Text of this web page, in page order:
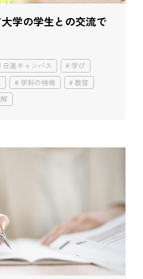
学の学生との交流で
日進キャンパス
学び
学科の特徴
教育